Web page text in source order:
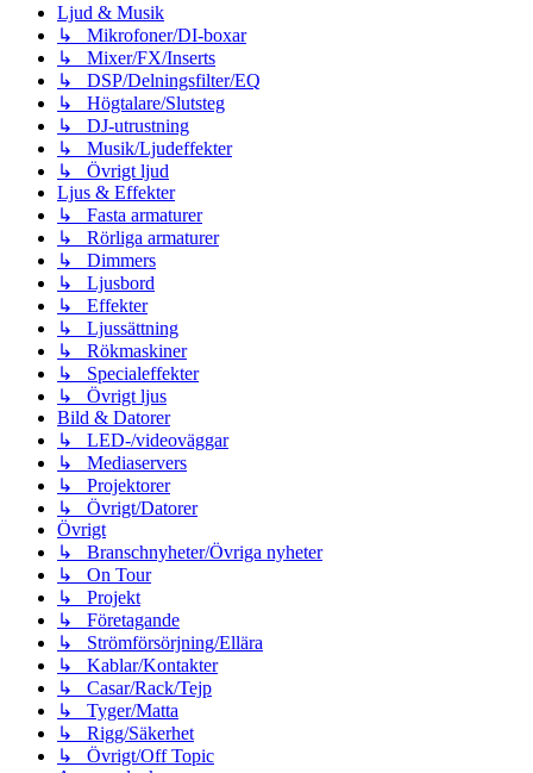
Ljud & Musik
↳ Mikrofoner/DI-boxar
↳ Mixer/FX/Inserts
↳ DSP/Delningsfilter/EQ
↳ Högtalare/Slutsteg
↳ DJ-utrustning
↳ Musik/Ljudeffekter
↳ Övrigt ljud
Ljus & Effekter
↳ Fasta armaturer
↳ Rörliga armaturer
↳ Dimmers
↳ Ljusbord
↳ Effekter
↳ Ljussättning
↳ Rökmaskiner
↳ Specialeffekter
↳ Övrigt ljus
Bild & Datorer
↳ LED-/videoväggar
↳ Mediaservers
↳ Projektorer
↳ Övrigt/Datorer
Övrigt
↳ Branschnyheter/Övriga nyheter
↳ On Tour
↳ Projekt
↳ Företagande
↳ Strömförsörjning/Ellära
↳ Kablar/Kontakter
↳ Casar/Rack/Tejp
↳ Tyger/Matta
↳ Rigg/Säkerhet
↳ Övrigt/Off Topic